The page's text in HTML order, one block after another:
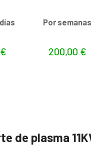
€
Por semanas
200,00 €
de plasma